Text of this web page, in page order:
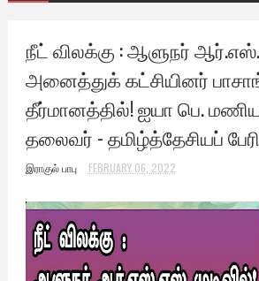
நீட் விலக்கு : ஆளுநர்
அனைத்துக் கட்சியினர்
தீர்மானத்தில்! ஐயா பெ.
தலைவர் - தமிழ்த்தேசியப்
இராகுல் பாபு FEBRUARY 06, 2022